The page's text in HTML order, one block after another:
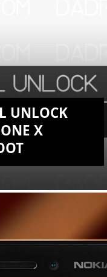
RECENT POST
UNLOCK
X